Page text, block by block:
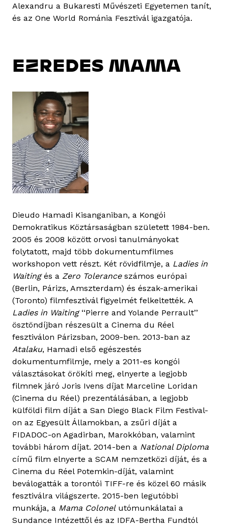
Alexandru a Bukaresti Művészeti Egyetemen tanít,
és az One World Románia Fesztivál igazgatója.
EZREDES MAMA
Dieudo Hamadi Kisanganiban, a Kongói
Demokratikus Köztársaságban született 1984-ben.
2005 és 2008 között orvosi tanulmányokat
folytatott, majd több dokumentumfilmes
workshopon vett részt. Két rövidfilmje, a Ladies in
Waitingés a Zero Toleranceszámos európai
(Berlin, Párizs, Amszterdam) és észak-amerikai
(Toronto) filmfesztivál figyelmét felkeltették. A
Ladies in Waiting‘‘Pierre and Yolande Perrault’’
ösztöndíjban részesült a Cinema du Réel
fesztiválon Párizsban, 2009-ben. 2013-ban az
Atalaku, Hamadi első egészestés
dokumentumfilmje, mely a 2011-es kongói
választásokat örökíti meg, elnyerte a legjobb
filmnek járó Joris Ivens díjat Marceline Loridan
(Cinema du Réel) prezentálásában, a legjobb
külföldi film díját a San Diego Black Film Festival-
on az Egyesült Államokban, a zsűri díját a
FIDADOC-on Agadirban, Marokkóban, valamint
további három díjat. 2014-ben a National Diploma
című film elnyerte a SCAM nemzetközi díját, és a
Cinema du Réel Potemkin-díját, valamint
beválogatták a torontói TIFF-re és közel 60 másik
fesztiválra világszerte. 2015-ben legutóbbi
munkája, a Mama Colonelutómunkálatai a
Sundance Intézettől és az IDFA-Bertha Fundtól